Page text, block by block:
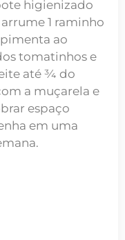
higienizado
1 raminho
ao
tomatinhos e
até ¾ do
a muçarela e
espaço
em uma